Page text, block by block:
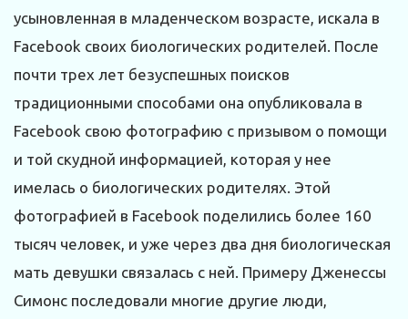
усыновленная в младенческом возрасте, искала в
Facebook своих биологических родителей. После
почти трех лет безуспешных поисков
традиционными способами она опубликовала в
Facebook свою фотографию с призывом о помощи
и той скудной информацией, которая у нее
имелась о биологических родителях. Этой
фотографией в Facebook поделились более 160
тысяч человек, и уже через два дня биологическая
мать девушки связалась с ней. Примеру Дженессы
Симонс последовали многие другие люди,